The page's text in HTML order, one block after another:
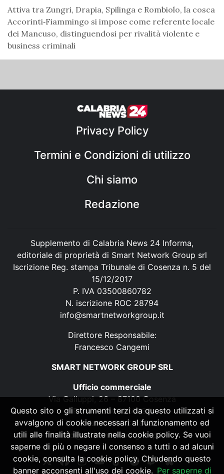
Attiva tra Zungri, Drapia, Spilinga e Rombiolo, la cosca
Accorinti‑Fiammingo si impose come referente locale
dei Mancuso, distinguendosi per rivalità violente e
business criminali
Privacy Policy
Termini e Condizioni di utilizzo
Chi siamo
Redazione
Supplemento di Calabria News 24 Informa,
editoriale di proprietà di Smart Network Group srl
Iscrizione Reg. stampa Tribunale di Cosenza n. 5 del
15/12/2017
P. IVA 03500860782
N. iscrizione ROC 28794
info@smartnetworkgroup.it
Direttore Responsabile:
Francesco Cangemi
SMART NETWORK GROUP SRL
Ufficio commerciale
Via Galluppi, 26 – 87100 Cosenza
P. IVA 03500860782
N. iscrizione ROC 28794
info@smartnetworkgroup.it
Questo sito o gli strumenti terzi da questo utilizzati si
avvalgono di cookie necessari al funzionamento ed
utili alle finalità illustrate nella cookie policy. Se vuoi
saperne di più o negare il consenso a tutti o ad alcuni
cookie, consulta la cookie policy. Chiudendo questo
banner acconsenti all'uso dei cookie. Per saperne di